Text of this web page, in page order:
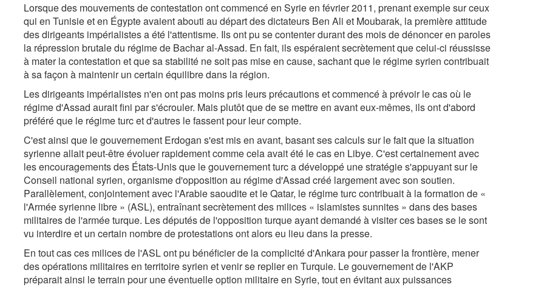
Lorsque des mouvements de contestation ont commencé en Syrie en février 2011, prenant exemple sur ceux
qui en Tunisie et en Égypte avaient abouti au départ des dictateurs Ben Ali et Moubarak, la première attitude
des dirigeants impérialistes a été l'attentisme. Ils ont pu se contenter durant des mois de dénoncer en paroles
la répression brutale du régime de Bachar al-Assad. En fait, ils espéraient secrètement que celui-ci réussisse
à mater la contestation et que sa stabilité ne soit pas mise en cause, sachant que le régime syrien contribuait
à sa façon à maintenir un certain équilibre dans la région.
Les dirigeants impérialistes n'en ont pas moins pris leurs précautions et commencé à prévoir le cas où le
régime d'Assad aurait fini par s'écrouler. Mais plutôt que de se mettre en avant eux-mêmes, ils ont d'abord
préféré que le régime turc et d'autres le fassent pour leur compte.
C'est ainsi que le gouvernement Erdogan s'est mis en avant, basant ses calculs sur le fait que la situation
syrienne allait peut-être évoluer rapidement comme cela avait été le cas en Libye. C'est certainement avec
les encouragements des États-Unis que le gouvernement turc a développé une stratégie s'appuyant sur le
Conseil national syrien, organisme d'opposition au régime d'Assad créé largement avec son soutien.
Parallèlement, conjointement avec l'Arabie saoudite et le Qatar, le régime turc contribuait à la formation de «
l'Armée syrienne libre » (ASL), entraînant secrètement des milices « islamistes sunnites » dans des bases
militaires de l'armée turque. Les députés de l'opposition turque ayant demandé à visiter ces bases se le sont
vu interdire et un certain nombre de protestations ont alors eu lieu dans la presse.
En tout cas ces milices de l'ASL ont pu bénéficier de la complicité d'Ankara pour passer la frontière, mener
des opérations militaires en territoire syrien et venir se replier en Turquie. Le gouvernement de l'AKP
préparait ainsi le terrain pour une éventuelle option militaire en Syrie, tout en évitant aux puissances